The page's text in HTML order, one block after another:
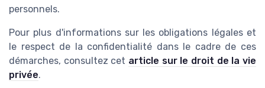
personnels.
Pour plus d'informations sur les obligations légales et
le respect de la confidentialité dans le cadre de ces
démarches, consultez cet article sur le droit de la vie
privée.